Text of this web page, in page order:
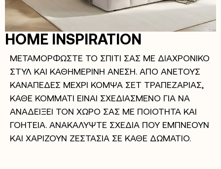
HOME INSPIRATION
ΜΕΤΑΜΟΡΦΩΣΤΕ ΤΟ ΣΠΙΤΙ ΣΑΣ ΜΕ ΔΙΑΧΡΟΝΙΚΟ
ΣΤΥΛ ΚΑΙ ΚΑΘΗΜΕΡΙΝΗ ΑΝΕΣΗ. ΑΠΟ ΑΝΕΤΟΥΣ
ΚΑΝΑΠΕΔΕΣ ΜΕΧΡΙ ΚΟΜΨΑ ΣΕΤ ΤΡΑΠΕΖΑΡΙΑΣ,
ΚΑΘΕ ΚΟΜΜΑΤΙ ΕΙΝΑΙ ΣΧΕΔΙΑΣΜΕΝΟ ΓΙΑ ΝΑ
ΑΝΑΔΕΙΞΕΙ ΤΟΝ ΧΩΡΟ ΣΑΣ ΜΕ ΠΟΙΟΤΗΤΑ ΚΑΙ
ΓΟΗΤΕΙΑ. ΑΝΑΚΑΛΥΨΤΕ ΣΧΕΔΙΑ ΠΟΥ ΕΜΠΝΕΟΥΝ
ΚΑΙ ΧΑΡΙΖΟΥΝ ΖΕΣΤΑΣΙΑ ΣΕ ΚΑΘΕ ΔΩΜΑΤΙΟ.